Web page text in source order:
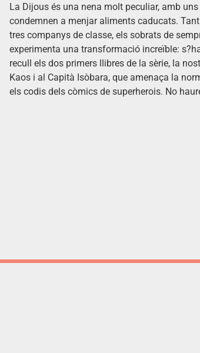
La Dijous és una nena molt peculiar, amb
condemnen a menjar aliments caducats.
tres companys de classe, els sobrats de
experimenta una transformació increïble:
recull els dos primers llibres de la sèrie, la
Kaos i al Capità Isòbara, que amenaça la
els codis dels còmics de superherois. No